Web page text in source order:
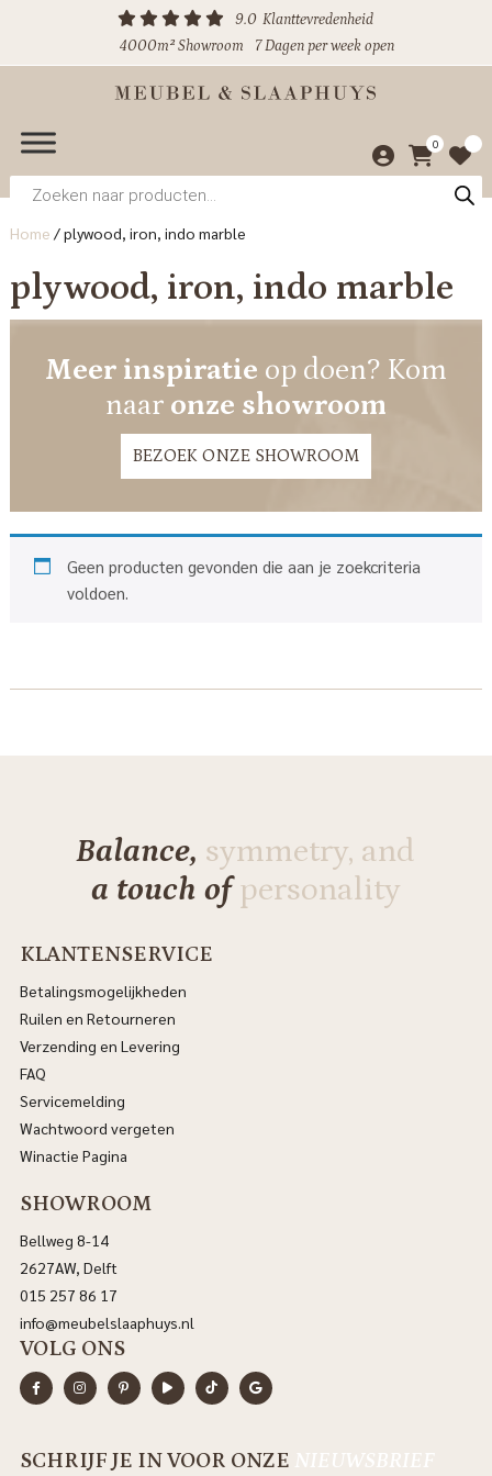
9.0 Klanttevredenheid
4000m² Showroom
7 Dagen per week open
0
Producten
zoeken
Home /plywood, iron, indo marble
plywood, iron, indo marble
Meer inspiratie op doen? Kom
naar onze showroom
BEZOEK ONZE SHOWROOM
Geen producten gevonden die aan je zoekcriteria
voldoen.
Balance, symmetry, and
a touch ofpersonality
KLANTENSERVICE
Betalingsmogelijkheden
Ruilen en Retourneren
Verzending en Levering
FAQ
Servicemelding
Wachtwoord vergeten
Winactie Pagina
SHOWROOM
Bellweg 8-14
2627AW, Delft
015 257 86 17
info@meubelslaaphuys.nl
VOLG ONS
SCHRIJF JE IN VOOR ONZE NIEUWSBRIEF